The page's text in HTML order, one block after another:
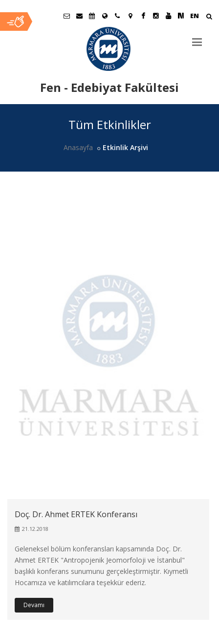
EN
Fen - Edebiyat Fakültesi
Tüm Etkinlikler
Anasayfa Etkinlik Arşivi
Doç. Dr. Ahmet ERTEK Konferansı
21.12.2018
Geleneksel bölüm konferansları kapsamında Doç. Dr.
Ahmet ERTEK "Antropojenik Jeomorfoloji ve İstanbul"
başlıklı konferans sunumunu gerçekleştirmiştir. Kıymetli
Hocamıza ve katılımcılara teşekkür ederiz.
Devamı